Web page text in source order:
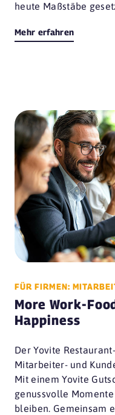
heute Maßstäbe
Mehr erfahren
FÜR FIRMEN:
More Work-
Happiness
Der Yovite
Mitarbeiter- und
Mit einem Yovite
genussvolle
bleiben. Gemeinsam